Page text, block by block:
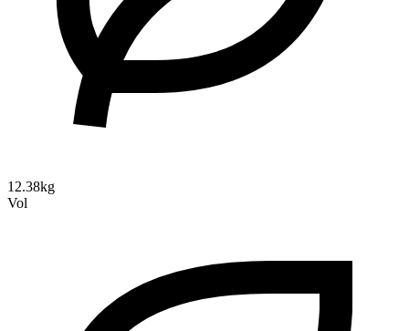
12.38kg
Vol